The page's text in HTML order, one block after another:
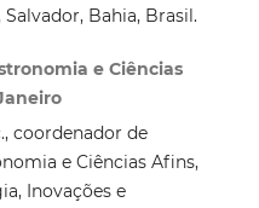
Bahia, Brasil.
e Ciências
coordenador de
e Ciências Afins,
Inovações e